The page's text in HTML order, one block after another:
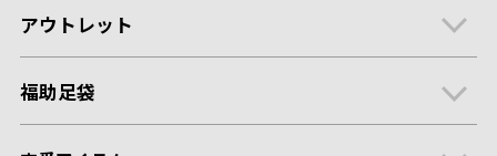
アウトレット
福助足袋